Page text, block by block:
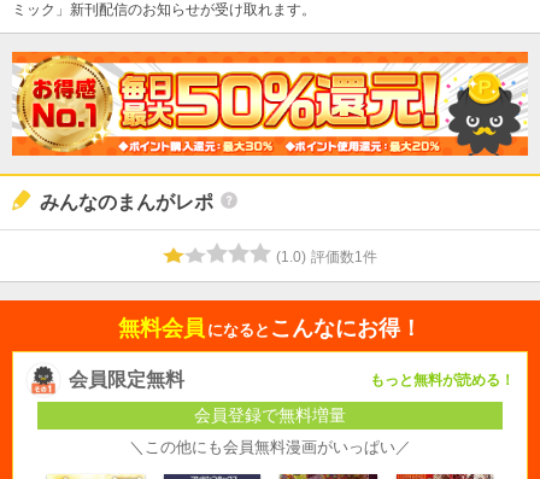
ミック」新刊配信のお知らせが受け取れます。
みんなのまんがレポ
(1.0) 評価数1 件
無料会員 になると こんなにお得！
会員限定無料 もっと無料が読める！
会員登録で無料増量
＼この他にも会員無料漫画がいっぱい／